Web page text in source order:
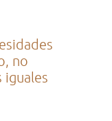
no
iguales